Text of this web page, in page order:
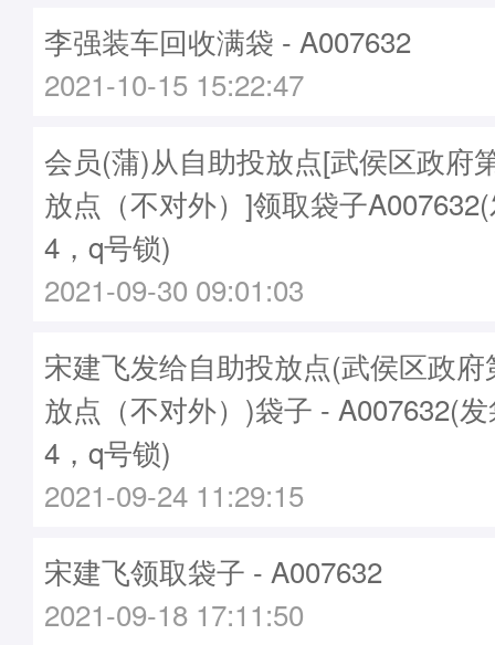
李强装车回收满袋 - A007632
2021-10-15 15:22:47
会员(蒲)从自助投放点[武侯区政府
放点（不对外）]领取袋子
4，q号锁)
2021-09-30 09:01:03
宋建飞发给自助投放点(武侯区政
放点（不对外）)袋子 - A007632(
4，q号锁)
2021-09-24 11:29:15
宋建飞领取袋子 - A007632
2021-09-18 17:11:50